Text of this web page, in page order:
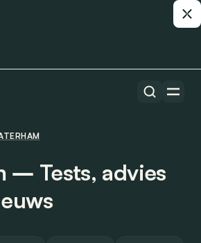
― Tests, advies